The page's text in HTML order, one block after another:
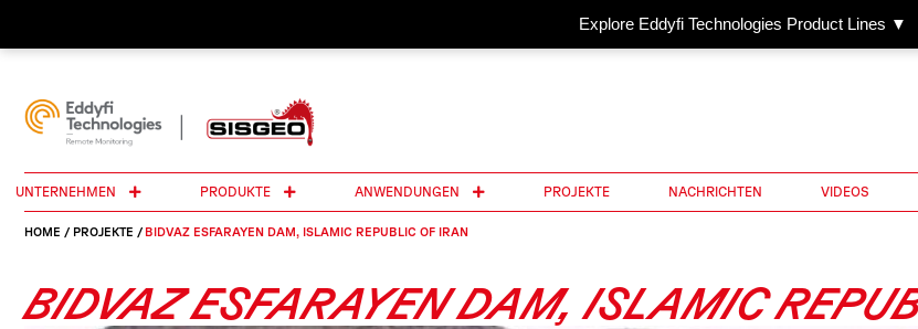
Explore Eddyfi Technologies Product Lines ▼
UNTERNEHMEN PRODUKTE ANWENDUNGEN PROJEKTE NACHRICHTEN VIDEOS
HOME / PROJEKTE / BIDVAZ ESFARAYEN DAM, ISLAMIC REPUBLIC OF IRAN
BIDVAZ ESFARAYEN DAM, ISLAMIC